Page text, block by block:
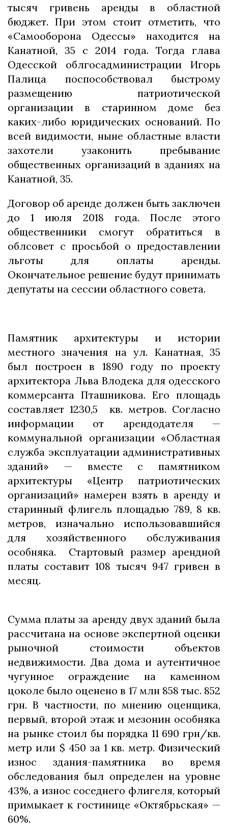
тысяч гривень аренды в областной
бюджет. При этом стоит отметить, что
«Самооборона Одессы» находится на
Канатной, 35 с 2014 года. Тогда глава
Одесской облгосадминистрации Игорь
Палица поспособствовал быстрому
размещению патриотической
организации в старинном доме без
каких-либо юридических оснований. По
всей видимости, ныне областные власти
захотели узаконить пребывание
общественных организаций в зданиях на
Канатной, 35.
Договор об аренде должен быть заключен
до 1 июля 2018 года. После этого
общественники смогут обратиться в
облсовет с просьбой о предоставлении
льготы для оплаты аренды.
Окончательное решение будут принимать
депутаты на сессии областного совета.
Памятник архитектуры и истории
местного значения на ул. Канатная, 35
был построен в 1890 году по проекту
архитектора Льва Влодека для одесского
коммерсанта Пташникова. Его площадь
составляет 1230,5 кв. метров. Согласно
информации от арендодателя —
коммунальной организации «Областная
служба эксплуатации административных
зданий» — вместе с памятником
архитектуры «Центр патриотических
организаций» намерен взять в аренду и
старинный флигель площадью 789, 8 кв.
метров, изначально использовавшийся
для хозяйственного обслуживания
особняка. Стартовый размер арендной
платы составит 108 тысяч 947 гривен в
месяц.
Сумма платы за аренду двух зданий была
рассчитана на основе экспертной оценки
рыночной стоимости объектов
недвижимости. Два дома и аутентичное
чугунное ограждение на каменном
цоколе было оценено в 17 млн 858 тыс. 852
грн. В частности, по мнению оценщика,
первый, второй этаж и мезонин особняка
на рынке стоил бы порядка 11 690 грн/кв.
метр или $ 450 за 1 кв. метр. Физический
износ здания-памятника во время
обследования был определен на уровне
43%, а износ соседнего флигеля, который
примыкает к гостинице «Октябрьская» —
60%.